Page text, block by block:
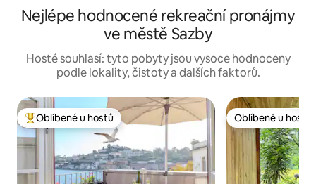
Nejlépe hodnocené rekreační pronájmy
ve městě Sazby
Hosté souhlasí: tyto pobyty jsou vysoce hodnoceny
podle lokality, čistoty a dalších faktorů.
Nejlepší v kategorii Oblíbené u hostů
Oblíbené u hostů Oblíbené u hostů
Oblíbené u hostů